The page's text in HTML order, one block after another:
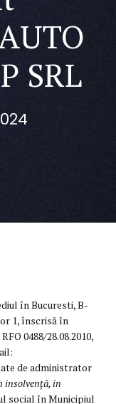
SRL
în Bucuresti, B-
1, înscrisă în
0488/28.08.2010,
de administrator
insolvenţă, in
social în Municipiul